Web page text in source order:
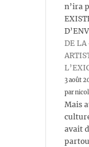
n’ira
DE LA
3 août
par
Mais
avait